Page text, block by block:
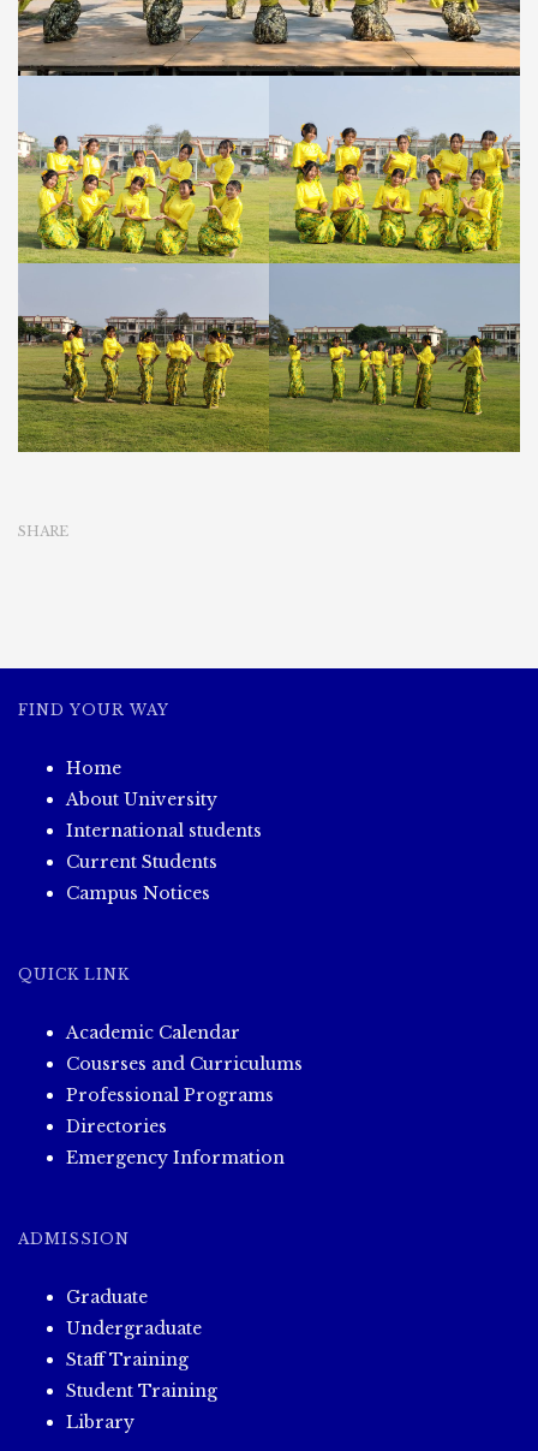
SHARE
FIND YOUR WAY
Home
About University
International students
Current Students
Campus Notices
QUICK LINK
Academic Calendar
Cousrses and Curriculums
Professional Programs
Directories
Emergency Information
ADMISSION
Graduate
Undergraduate
Staff Training
Student Training
Library